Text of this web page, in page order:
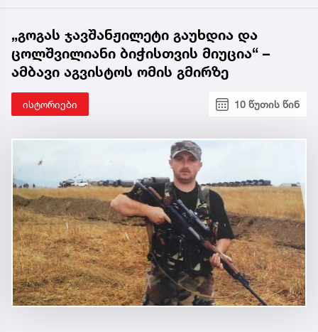
„გოგას ჯავშანჟილეტი გაუხდია და
ცოლშვილიანი ბიჭისთვის მიუცია“ –
ამბავი აგვისტოს ომის გმირზე
ისტორიები 10 წუთის წინ